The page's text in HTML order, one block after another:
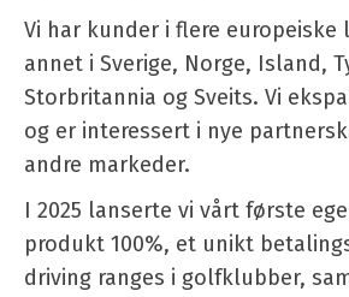
Vi har kunder i flere
annet i Sverige, Norge, Island,
Storbritannia og Sveits. Vi
og er interessert i nye
andre markeder.
I 2025 lanserte vi vårt første
produkt 100%, et unikt
driving ranges i golfklubber,